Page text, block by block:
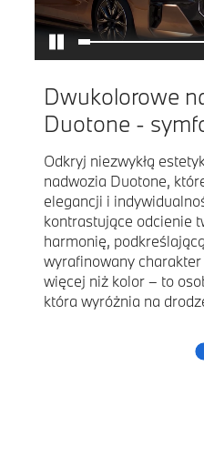
Dwukolorowe
Duotone -
Odkryj niezwykłą
nadwozia Duotone,
elegancji i
kontrastujące odcienie
harmonię,
wyrafinowany charakter
więcej niż kolor – to
która wyróżnia na